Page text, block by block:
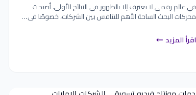
في عالم رقمي لا يعترف إلا بالظهور في النتائج الأولى، أصبحت
محركات البحث الساحة الأهم للتنافس بين الشركات، خصوصًا في…
اقرأ المزيد